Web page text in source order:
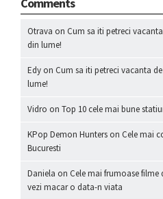
Comments
Otrava on Cum sa iti petreci
din lume!
Edy on Cum sa iti petreci vacanta
lume!
Vidro on Top 10 cele mai bune
KPop Demon Hunters on Cele mai
Bucuresti
Daniela on Cele mai frumoase filme
vezi macar o data-n viata